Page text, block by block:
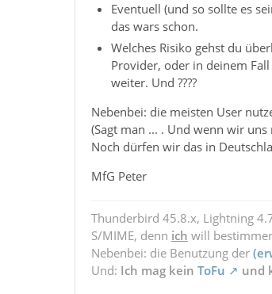
Eventuell (und so sollte es
das wars schon.
Welches Risiko gehst du
Provider, oder in deinem
weiter. Und ????
Nebenbei: die meisten User
(Sagt man ... . Und wenn wir
Noch dürfen wir das in
MfG Peter
Thunderbird 45.8.x, Lightning
S/MIME, denn ich will
Nebenbei: die Benutzung der
Und: Ich mag kein ToFu und